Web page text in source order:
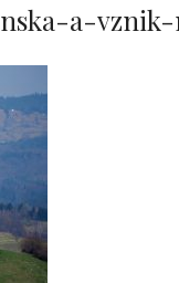
a-